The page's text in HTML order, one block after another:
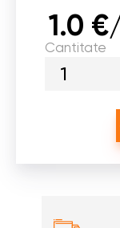
1.0
Cantitate